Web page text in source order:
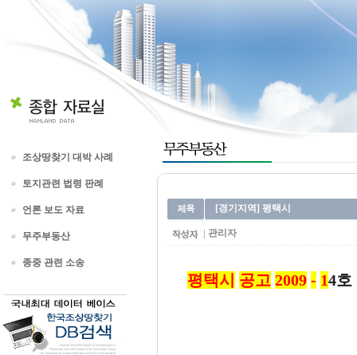
조상땅찾기 대박 사례
토지관련 법령 판례
언론 보도 자료
무주부동산
종중 관련 소송
[경기지역] 평택시
관리자
평택시 공고 2009 - 14호